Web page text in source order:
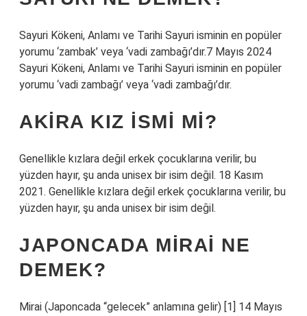
Sayuri Kökeni, Anlamı ve Tarihi Sayuri isminin en popüler
yorumu ‘zambak’ veya ‘vadi zambağı’dır.7 Mayıs 2024
Sayuri Kökeni, Anlamı ve Tarihi Sayuri isminin en popüler
yorumu ‘vadi zambağı’ veya ‘vadi zambağı’dır.
AKIRA KIZ ISMI MI?
Genellikle kızlara değil erkek çocuklarına verilir, bu
yüzden hayır, şu anda unisex bir isim değil. 18 Kasım
2021. Genellikle kızlara değil erkek çocuklarına verilir, bu
yüzden hayır, şu anda unisex bir isim değil.
JAPONCADA MIRAI NE
DEMEK?
Mirai (Japoncada “gelecek” anlamına gelir) [1] 14 Mayıs